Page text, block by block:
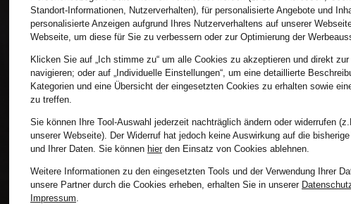
Standort-Informationen, Nutzerverhalten), für personalisierte Angebote und
personalisierte Anzeigen aufgrund Ihres Nutzerverhaltens auf unserer
Webseite, um diese für Sie zu verbessern oder zur Optimierung der
Klicken Sie auf „Ich stimme zu“ um alle Cookies zu akzeptieren und direkt
navigieren; oder auf „Individuelle Einstellungen“, um eine detaillierte
Kategorien und eine Übersicht der eingesetzten Cookies zu erhalten sowie
zu treffen.
Sie können Ihre Tool-Auswahl jederzeit nachträglich ändern oder widerrufen
unserer Webseite). Der Widerruf hat jedoch keine Auswirkung auf die
und Ihrer Daten. Sie können hierden Einsatz von Cookies ablehnen.
Weitere Informationen zu den eingesetzten Tools und der Verwendung Ihrer
unsere Partner durch die Cookies erheben, erhalten Sie in unserer
Impressum.